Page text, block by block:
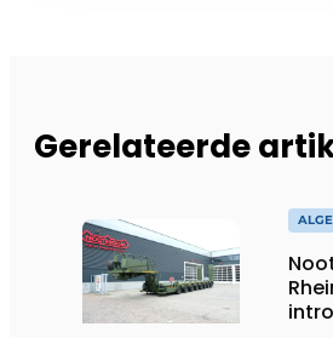
Gerelateerde